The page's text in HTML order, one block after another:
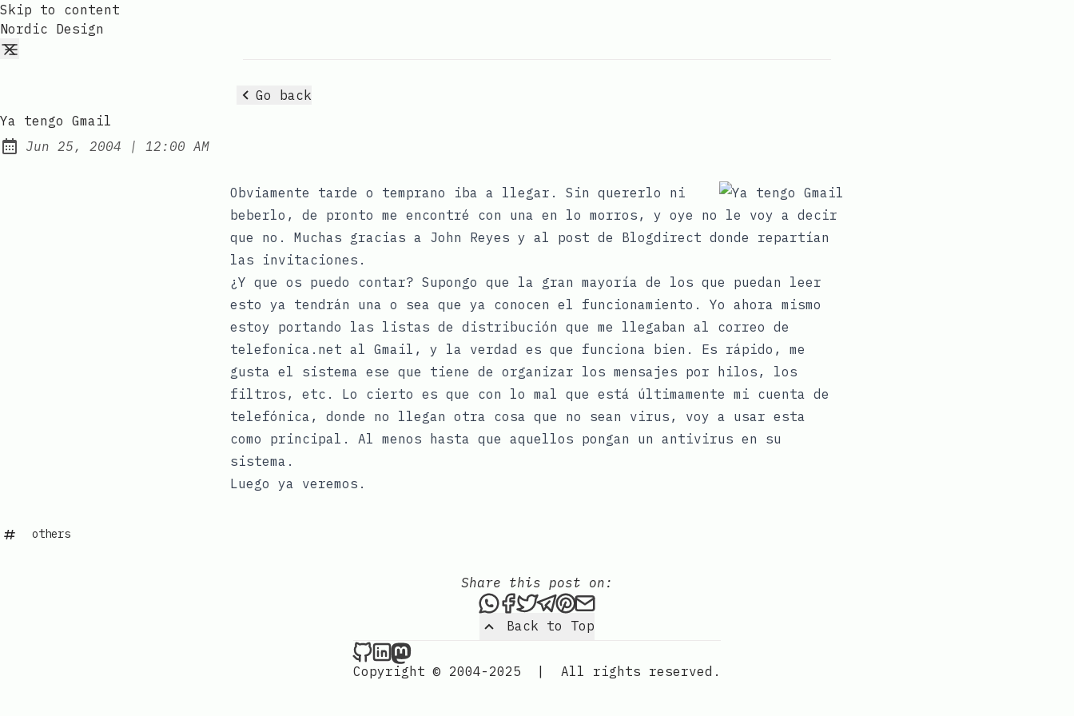
Skip to content
Nordic Design
Go back
Ya tengo Gmail
Published:
Jun 25, 2004 | at
12:00 AM
Obviamente tarde o temprano iba a llegar. Sin quererlo ni
beberlo, de pronto me encontré con una en lo morros, y oye no le voy a decir
que no. Muchas gracias a John Reyes y al post de Blogdirect donde repartían
las invitaciones.
¿Y que os puedo contar? Supongo que la gran mayoría de los que puedan leer
esto ya tendrán una o sea que ya conocen el funcionamiento. Yo ahora mismo
estoy portando las listas de distribución que me llegaban al correo de
telefonica.net al Gmail, y la verdad es que funciona bien. Es rápido, me
gusta el sistema ese que tiene de organizar los mensajes por hilos, los
filtros, etc. Lo cierto es que con lo mal que está últimamente mi cuenta de
telefónica, donde no llegan otra cosa que no sean virus, voy a usar esta
como principal. Al menos hasta que aquellos pongan un antivirus en su
sistema.
Luego ya veremos.
others
Back to Top
Share this post on:
Share this post via WhatsApp
Share this post on Facebook
Tweet this post
Share this post via Telegram
Share this post on Pinterest
Share this post via email
Nordic Design on Github
Nordic Design on LinkedIn
Nordic Design on Mastodon
Copyright © 2004-2025
| All rights reserved.